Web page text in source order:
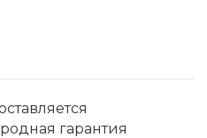
гарантия